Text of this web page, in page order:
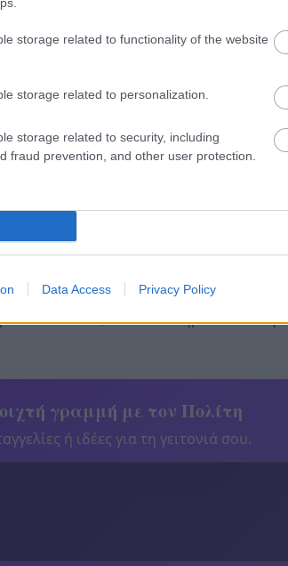
storage related to functionality of the website
storage related to personalization.
storage related to security, including
fraud prevention, and other user protection.
Data Access Privacy Policy
από τρίτη χώρα, τα οποία
τα αγαθά που πρόκειται να
εσωτερικό της ΕΕ και κάποια στιγμή
τον ΦΠΑ, ενώ δεν πληρώνει ούτε
γραμμή με τον Πολίτη
ή ιδέες για τη γειτονιά σου.